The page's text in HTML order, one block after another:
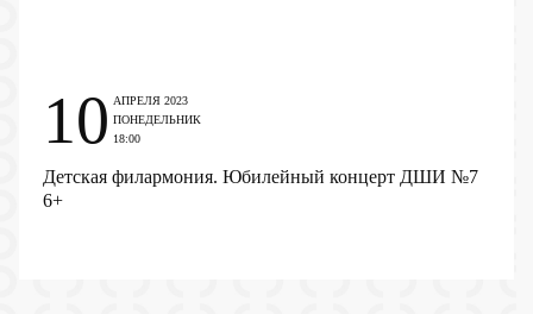
Детская филармония. Юбилейный концерт ДШИ №7
6+
10 АПРЕЛЯ 2023
ПОНЕДЕЛЬНИК
18:00